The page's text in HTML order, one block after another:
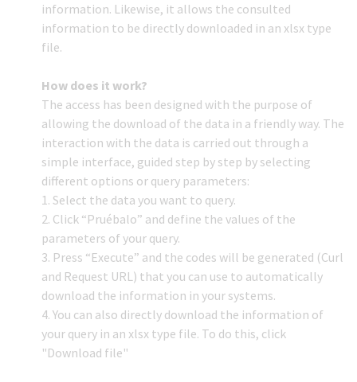
information. Likewise, it allows the consulted
information to be directly downloaded in an xlsx type
file.
How does it work?
The access has been designed with the purpose of
allowing the download of the data in a friendly way. The
interaction with the data is carried out through a
simple interface, guided step by step by selecting
different options or query parameters:
1. Select the data you want to query.
2. Click “Pruébalo” and define the values of the
parameters of your query.
3. Press “Execute” and the codes will be generated (Curl
and Request URL) that you can use to automatically
download the information in your systems.
4. You can also directly download the information of
your query in an xlsx type file. To do this, click
"Download file"